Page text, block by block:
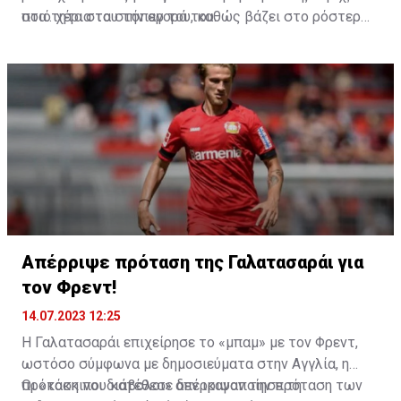
στα.. χέρια του την αγορά του.
ποιότητα στα στόπερ του, καθώς βάζει στο ρόστερ
μεγάλα πρωταθλήματα και έχει παραστάσεις το
υψηλότερο επίπεδο.
Απέρριψε πρόταση της Γαλατασαράι για
τον Φρεντ!
14.07.2023 12:25
Η Γαλατασαράι επιχείρησε το «μπαμ» με τον Φρεντ,
ωστόσο σύμφωνα με δημοσιεύματα στην Αγγλία, η
πρόταση που κατέθεσε δεν ικανοποίησε τη
Οι «κόκκινοι διάβολοι» απέρριψαν την πρόταση των